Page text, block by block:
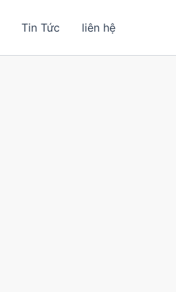
Tin Tức liên hệ